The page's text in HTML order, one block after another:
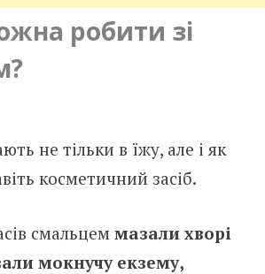
робити зі
не тільки в їжу, але і як
косметичний засіб.
смальцем мазали хворі
мокнучу екзему,